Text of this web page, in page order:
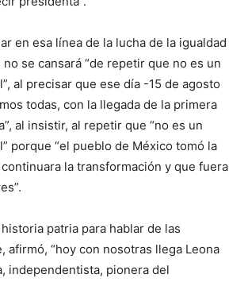
en esa línea de la lucha de la igualdad
se cansará “de repetir que no es un
al precisar que ese día -15 de agosto
todas, con la llegada de la primera
al insistir, al repetir que “no es un
porque “el pueblo de México tomó la
la transformación y que fuera
patria para hablar de las
afirmó, “hoy con nosotras llega Leona
independentista, pionera del